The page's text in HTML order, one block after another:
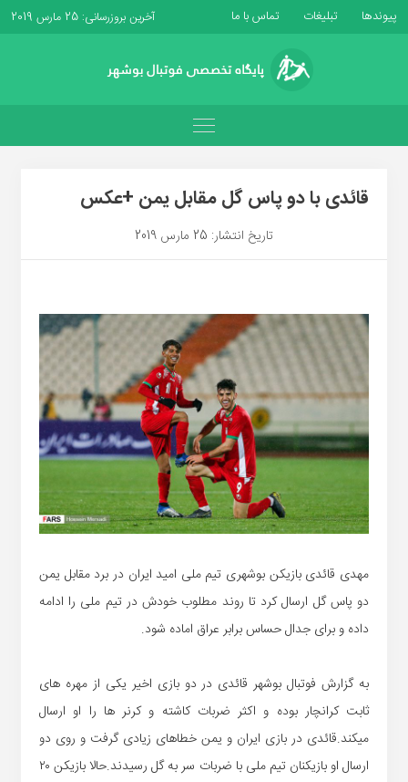
پیوندها تبلیغات تماس با ما آخرین بروزرسانی: 25 مارس 2019
قائدی با دو پاس گل مقابل یمن +عکس
تاریخ انتشار: 25 مارس 2019
مهدی قائدی بازیکن بوشهری تیم ملی امید ایران در برد مقابل یمن
دو پاس گل ارسال کرد تا روند مطلوب خودش در تیم ملی را ادامه
داده و برای جدال حساس برابر عراق اماده شود.
به گزارش فوتبال بوشهر قائدی در دو بازی اخیر یکی از مهره های
ثابت کرانچار بوده و اکثر ضربات کاشته و کرنر ها را او ارسال
میکند.قائدی در بازی ایران و یمن خطاهای زیادی گرفت و روی دو
ارسال او بازیکنان تیم ملی با ضربات سر به گل رسیدند.حالا بازیکن ۲۰